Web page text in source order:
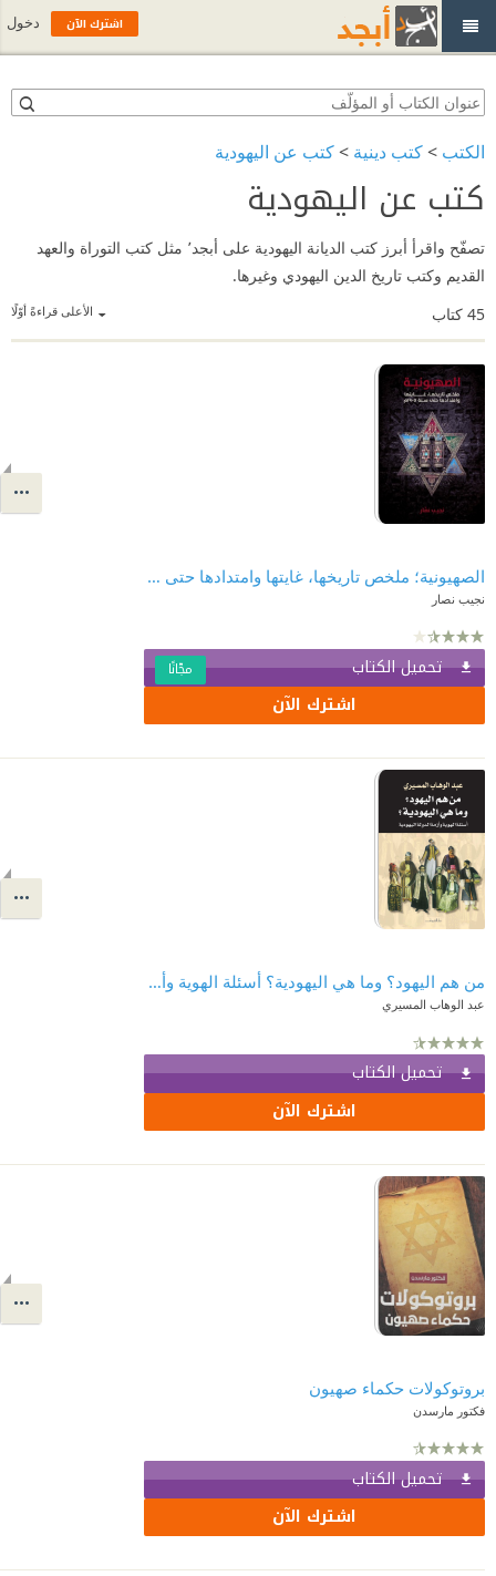
الكتب >كتب دينية >كتب عن اليهودية
كتب عن اليهودية
تصفّح واقرأ أبرز كتب الديانة اليهودية على أبجد٬ مثل كتب التوراة والعهد
القديم وكتب تاريخ الدين اليهودي وغيرها.
الأعلى قراءةً أوّلًا 45 كتاب
الصهيونية؛ ملخص تاريخها، غايتها وامتدادها حتى سنة 1905م
نجيب نصار
تحميل الكتاب مجّانًا
اشترك الآن
من هم اليهود؟ وما هي اليهودية؟ أسئلة الهوية وأزمة الدولة اليهودية
عبد الوهاب المسيري
تحميل الكتاب
اشترك الآن
بروتوكولات حكماء صهيون
فكتور مارسدن
تحميل الكتاب
اشترك الآن
اشترك الآن دخول